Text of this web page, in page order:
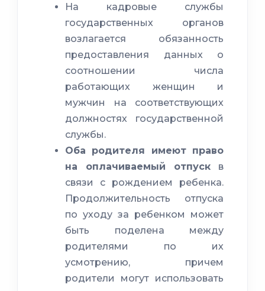
специальных
охраны труда
женщин и мужчин
рекомендаций
На кадровые службы
государственных органов
возлагается обязанность
предоставления данных о
соотношении числа
работающих женщин и
мужчин на соответствующих
должностях государственной
службы.
Оба родителя имеют право
на оплачиваемый отпуск в
связи с рождением ребенка.
Продолжительность отпуска
по уходу за ребенком может
быть поделена между
родителями по их
усмотрению, причем
родители могут использовать